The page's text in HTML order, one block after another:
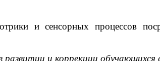
и сенсорных процессов
развитии и коррекции обучающихся